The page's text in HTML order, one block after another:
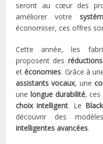
seront au cœur des
améliorer votre
économiser, ces offres
Cette année, les
proposent des
etéconomies. Grâce à
assistants vocaux, une
une longue durabilité, ces
choix intelligent. Le
découvrir des
intelligentes avancées.